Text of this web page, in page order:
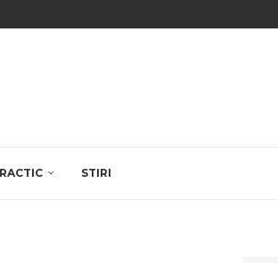
STIRI